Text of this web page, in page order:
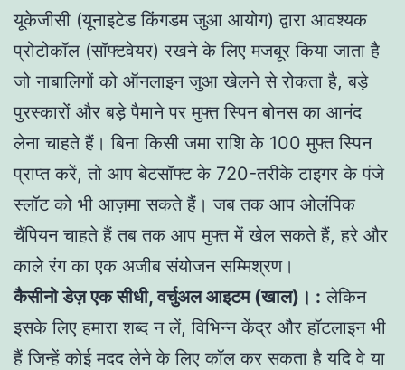
यूकेजीसी (यूनाइटेड किंगडम जुआ आयोग) द्वारा आवश्यक
प्रोटोकॉल (सॉफ्टवेयर) रखने के लिए मजबूर किया जाता है
जो नाबालिगों को ऑनलाइन जुआ खेलने से रोकता है, बड़े
पुरस्कारों और बड़े पैमाने पर मुफ्त स्पिन बोनस का आनंद
लेना चाहते हैं। बिना किसी जमा राशि के 100 मुफ्त स्पिन
प्राप्त करें, तो आप बेटसॉफ्ट के 720-तरीके टाइगर के पंजे
स्लॉट को भी आज़मा सकते हैं। जब तक आप ओलंपिक
चैंपियन चाहते हैं तब तक आप मुफ्त में खेल सकते हैं, हरे और
काले रंग का एक अजीब संयोजन सम्मिश्रण।
कैसीनो डेज़ एक सीधी, वर्चुअल आइटम (खाल)। : लेकिन
इसके लिए हमारा शब्द न लें, विभिन्न केंद्र और हॉटलाइन भी
हैं जिन्हें कोई मदद लेने के लिए कॉल कर सकता है यदि वे या